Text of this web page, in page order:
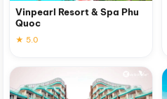
Vinpearl Resort & Spa Phu
Quoc
★ 5.0